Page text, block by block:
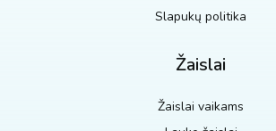
Slapukų politika
Žaislai
Žaislai vaikams